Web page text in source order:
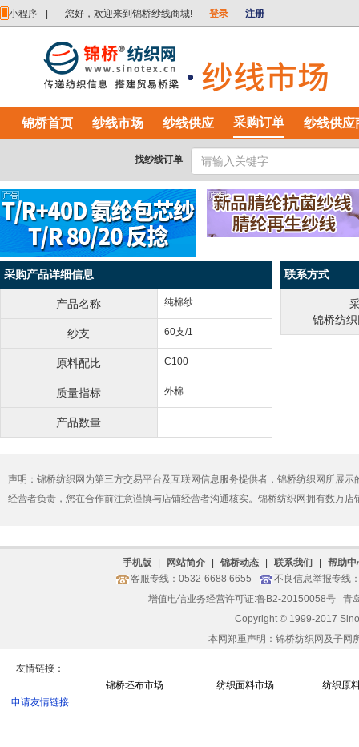
小程序 您好，欢迎来到锦桥纱线商城! 登录 注册
锦桥首页 纱线市场 纱线供应 采购订单 纱线供应
找纱线订单
采购产品详细信息
产品名称 纯棉纱
纱支 60支/1
原料配比 C100
质量指标 外棉
产品数量
联系方式
锦桥纺
声明：锦桥纺织网为第三方交易平台及互联网信息服务提供者，锦桥纺织网所展
经营者负责，您在合作前注意谨慎与店铺经营者沟通核实。锦桥纺织网拥有数万
手机版 网站简介 锦桥动态 联系我们
帮助中
客服专线：0532-6688 6655
不良信息举报专线
增值电信业务经营许可证:鲁B2-20150058号
青
Copyright © 1999-2017
本网郑重声明：锦桥纺织网及子网
友情链接：
申请友情链接
锦桥坯布市场 纺织面料市场 纺织原